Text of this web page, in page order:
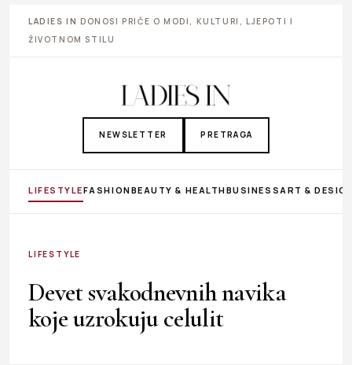
LADIES IN DONOSI PRIČE O MODI, KULTURI, LJEPOTI I
ŽIVOTNOM STILU
NEWSLETTER PRETRAGA
LIFESTYLEFASHIONBEAUTY & HEALTHBUSINESS ART &
LIFESTYLE
Devet svakodnevnih navika
koje uzrokuju celulit